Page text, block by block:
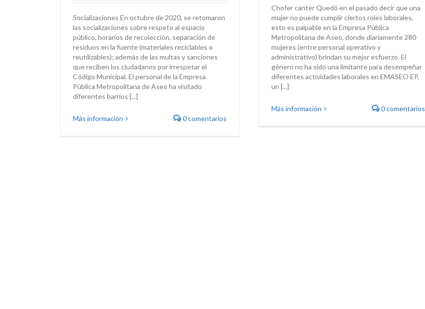
Chofer canter Quedó en el pasado decir que una
mujer no puede cumplir ciertos roles laborales,
esto es palpable en la Empresa Pública
Metropolitana de Aseo, donde diariamente 280
mujeres (entre personal operativo y
administrativo) brindan su mejor esfuerzo. El
género no ha sido una limitante para desempeñar
diferentes actividades laborales en EMASEO EP,
un [...]
Más información 0 comentarios
Socializaciones En octubre de 2020, se retomaron
las socializaciones sobre respeto al espacio
público, horarios de recolección, separación de
residuos en la fuente (materiales reciclables o
reutilizables); además de las multas y sanciones
que reciben los ciudadanos por irrespetar el
Código Municipal. El personal de la Empresa
Pública Metropolitana de Aseo ha visitado
diferentes barrios [...]
Más información 0 comentarios